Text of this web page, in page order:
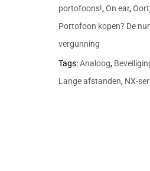
ring
|
NX1300DE2
portofoons!,On ear,
Portofoon kopen? De
vergunning
Tags:Analoog,
Lange afstanden, NX-